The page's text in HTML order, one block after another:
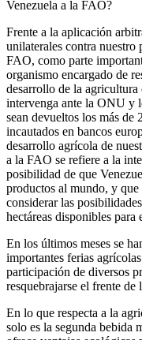
Venezuela a la FAO?
Frente a la aplicación
unilaterales contra
FAO, como parte
organismo encargado de
desarrollo de la
intervenga ante la ONU y
sean devueltos los más
incautados en bancos
desarrollo agrícola de
a la FAO se refiere a la
posibilidad de que
productos al mundo, y
considerar las
hectáreas disponibles
En los últimos meses se
importantes ferias
participación de diversos
resquebrajarse el frente de
En lo que respecta a la
solo es la segunda bebida